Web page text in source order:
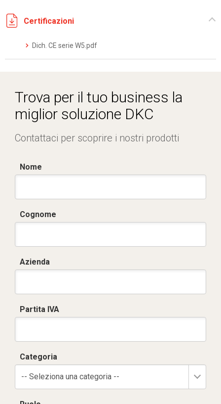
Certificazioni
Dich. CE serie W5.pdf
Trova per il tuo business la
miglior soluzione DKC
Contattaci per scoprire i nostri prodotti
Nome
Cognome
Azienda
Partita IVA
Categoria
-- Seleziona una categoria --